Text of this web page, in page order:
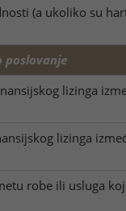
(a ukoliko su
poslovanje
lizinga
lizinga
robe ili usluga